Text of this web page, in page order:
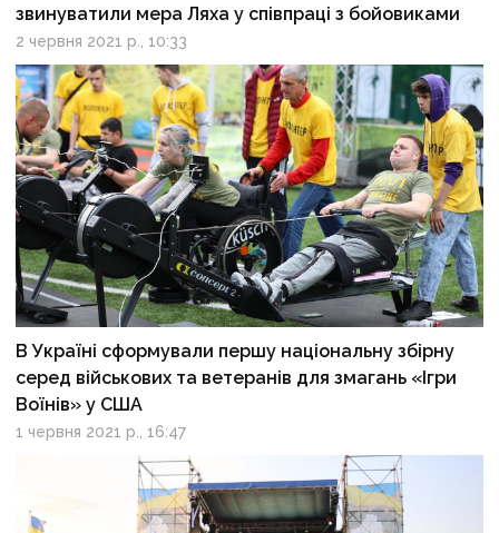
звинуватили мера Ляха у співпраці з бойовиками
2 червня 2021 р., 10:33
В Україні сформували першу національну збірну
серед військових та ветеранів для змагань «Ігри
Воїнів» у США
1 червня 2021 р., 16:47